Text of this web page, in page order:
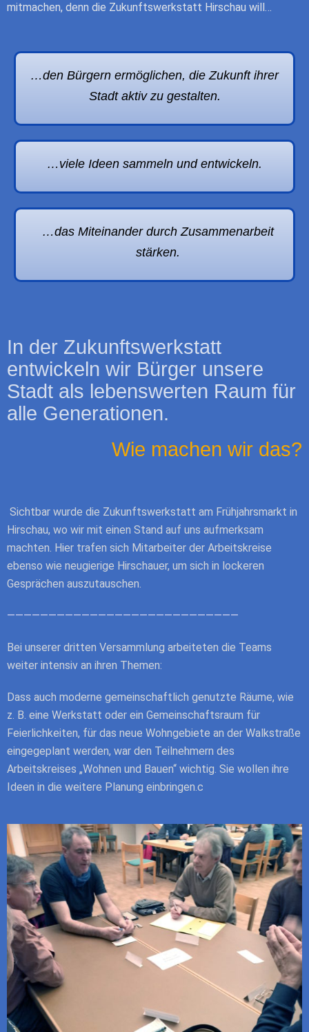
mitmachen, denn die Zukunftswerkstatt Hirschau will…
…den Bürgern ermöglichen, die Zukunft ihrer
Stadt aktiv zu gestalten.
…viele Ideen sammeln und entwickeln.
…das Miteinander durch Zusammenarbeit
stärken.
In der Zukunftswerkstatt
entwickeln wir Bürger unsere
Stadt als lebenswerten Raum für
alle Generationen.
Wie machen wir das?
Sichtbar wurde die Zukunftswerkstatt am Frühjahrsmarkt in
Hirschau, wo wir mit einen Stand auf uns aufmerksam
machten. Hier trafen sich Mitarbeiter der Arbeitskreise
ebenso wie neugierige Hirschauer, um sich in lockeren
Gesprächen auszutauschen.
————————————————————————————
Bei unserer dritten Versammlung arbeiteten die Teams
weiter intensiv an ihren Themen:
Dass auch moderne gemeinschaftlich genutzte Räume, wie
z. B. eine Werkstatt oder ein Gemeinschaftsraum für
Feierlichkeiten, für das neue Wohngebiete an der Walkstraße
eingegeplant werden, war den Teilnehmern des
Arbeitskreises „Wohnen und Bauen“ wichtig. Sie wollen ihre
Ideen in die weitere Planung einbringen.c